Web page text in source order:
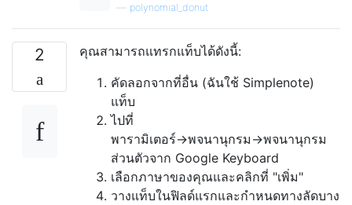
polynomial_donut
2
คุณสามารถแทรกแท็บได้ดังนี้:
คัดลอกจากที่อื่น (ฉันใช้ Simplenote)
แท็บ
ไปที่
พารามิเตอร์→พจนานุกรม→พจนานุกรม
ส่วนตัวจาก Google Keyboard
เลือกภาษาของคุณและคลิกที่ "เพิ่ม"
วางแท็บในฟิลด์แรกและกำหนดทางลัดบาง